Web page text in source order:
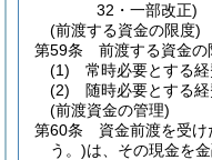
32・一部改正)
(前渡する資金の限度)
第59条
前渡する資金の
(1)
常時必要とする
(2)
随時必要とする
(前渡資金の管理)
第60条
資金前渡を受け
う。)は、その現金を